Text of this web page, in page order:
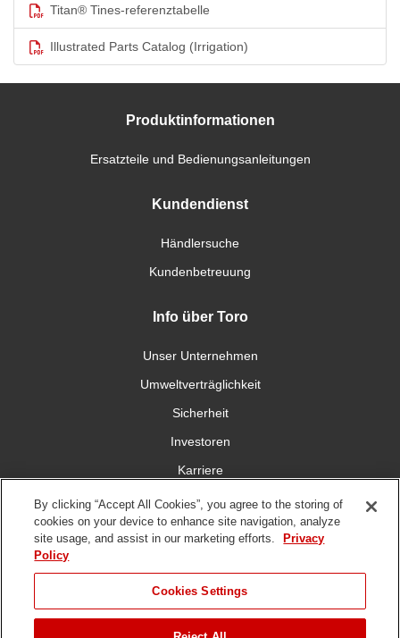
Titan® Tines-referenztabelle
Illustrated Parts Catalog (Irrigation)
Produktinformationen
Ersatzteile und Bedienungsanleitungen
Kundendienst
Händlersuche
Kundenbetreuung
Info über Toro
Unser Unternehmen
Umweltverträglichkeit
Sicherheit
Investoren
Karriere
Verbinden Sie sich mit uns
Nutzungsbedingungen Datenschutzrichtlinie
By clicking “Accept All Cookies”, you agree to the storing of
cookies on your device to enhance site navigation, analyze
site usage, and assist in our marketing efforts.
Privacy
Policy
Cookies Settings